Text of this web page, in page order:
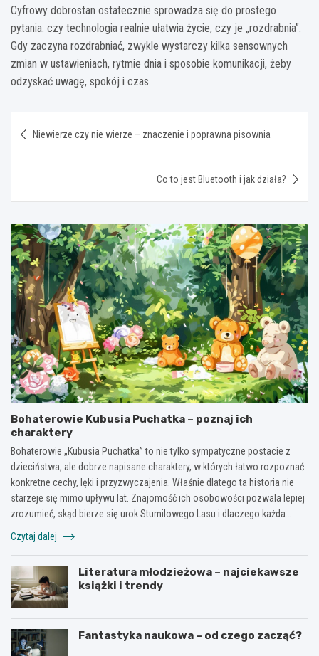
Cyfrowy dobrostan ostatecznie sprowadza się do prostego
pytania: czy technologia realnie ułatwia życie, czy je „rozdrabnia”.
Gdy zaczyna rozdrabniać, zwykle wystarczy kilka sensownych
zmian w ustawieniach, rytmie dnia i sposobie komunikacji, żeby
odzyskać uwagę, spokój i czas.
wpisu
Niewierze czy nie wierze – znaczenie i poprawna pisownia
Co to jest Bluetooth i jak działa?
Bohaterowie Kubusia Puchatka – poznaj ich
charaktery
Bohaterowie „Kubusia Puchatka” to nie tylko sympatyczne postacie z
dzieciństwa, ale dobrze napisane charaktery, w których łatwo rozpoznać
konkretne cechy, lęki i przyzwyczajenia. Właśnie dlatego ta historia nie
starzeje się mimo upływu lat. Znajomość ich osobowości pozwala lepiej
zrozumieć, skąd bierze się urok Stumilowego Lasu i dlaczego każda…
Czytaj dalej
Literatura młodzieżowa – najciekawsze
książki i trendy
Fantastyka naukowa – od czego zacząć?